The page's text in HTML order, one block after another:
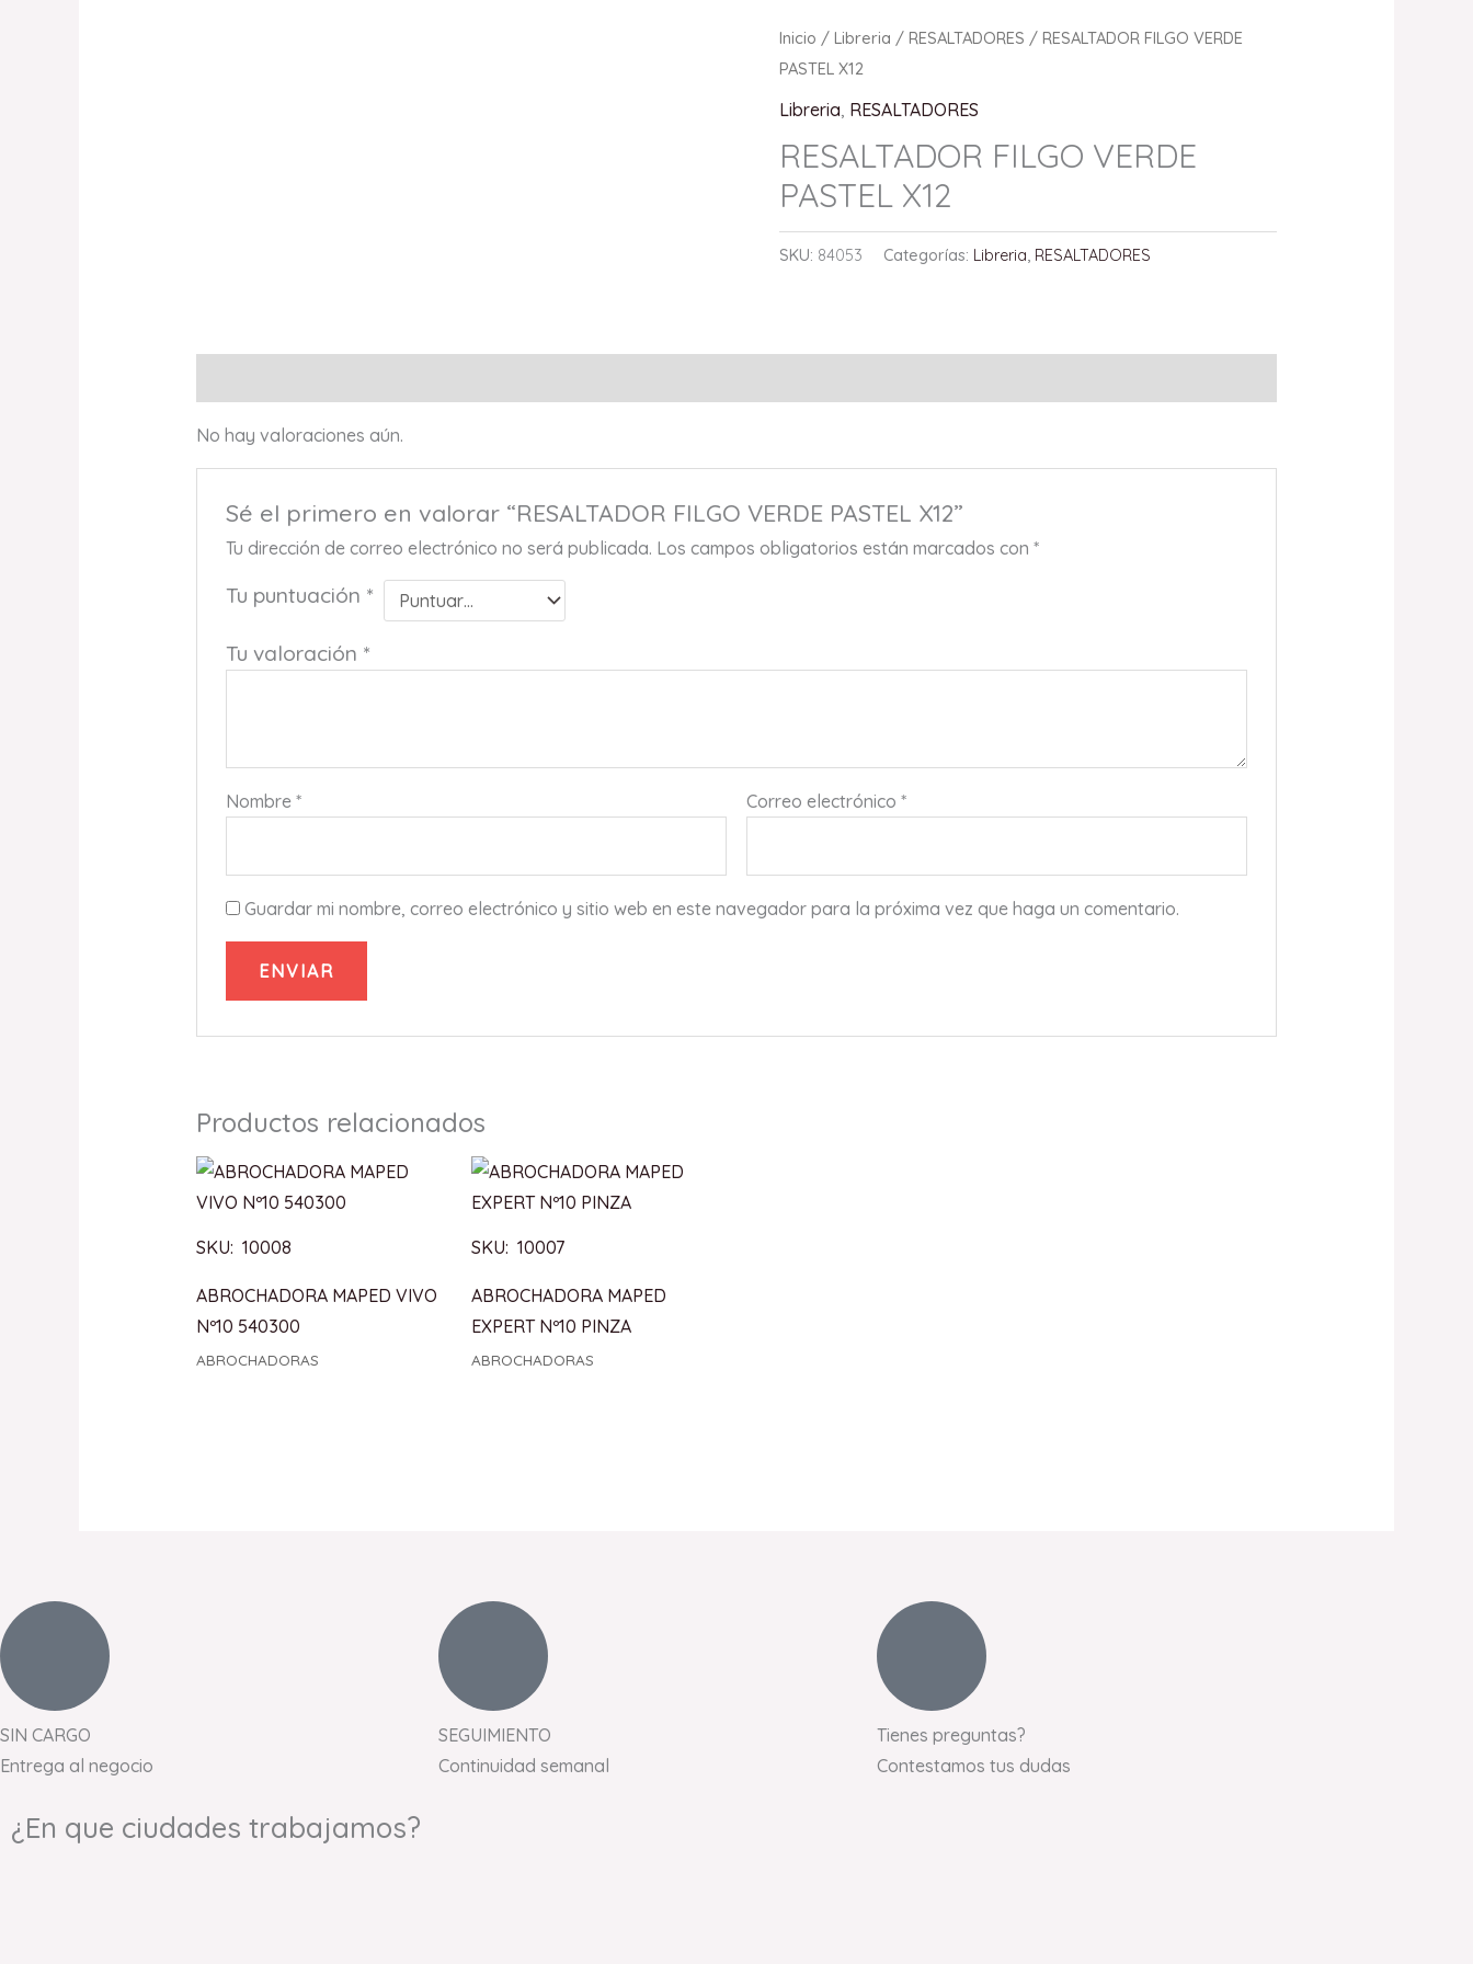
Inicio /Libreria /RESALTADORES / RESALTADOR FILGO VERDE
PASTEL X12
Libreria, RESALTADORES
RESALTADOR FILGO VERDE
PASTEL X12
SKU: 84053 Categorías: Libreria, RESALTADORES
No hay valoraciones aún.
Sé el primero en valorar “RESALTADOR FILGO VERDE PASTEL X12”
Tu dirección de correo electrónico no será publicada. Los campos obligatorios están marcados con*
Tu puntuación *
Tu valoración *
Nombre* Correo electrónico*
Guardar mi nombre, correo electrónico y sitio web en este navegador para la próxima vez que haga un comentario.
Productos relacionados
SKU: 10008
ABROCHADORA MAPED VIVO
Nº10 540300
ABROCHADORAS
SKU: 10007
ABROCHADORA MAPED
EXPERT Nº10 PINZA
ABROCHADORAS
SIN CARGO
Entrega al negocio
SEGUIMIENTO
Continuidad semanal
Tienes preguntas?
Contestamos tus dudas
¿En que ciudades trabajamos?